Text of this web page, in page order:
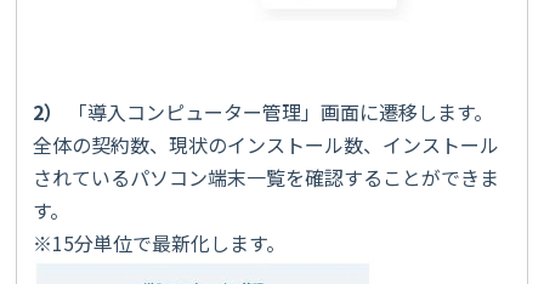
2）
「導入コンピューター管理」画面に遷移します。
全体の契約数、現状のインストール数、インストール
されているパソコン端末一覧を確認することができま
す。
※15分単位で最新化します。